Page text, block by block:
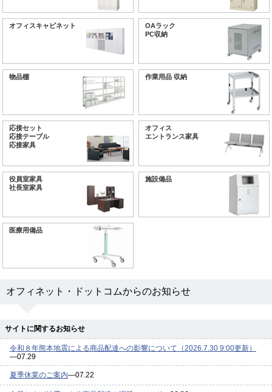
オフィスキャビネット
OAラック
PC収納
物品棚 作業用品 収納
応接セット
応接テーブル
応接家具
オフィス
エントランス家具
役員室家具
社長室家具
施設備品
医療用備品
オフィネット・ドットコムからのお知らせ
サイトに関するお知らせ
令和８年熊本地震による商品配達への影響について（2026.7.30 9:00更新）
―07.29
夏季休業のご案内―07.22